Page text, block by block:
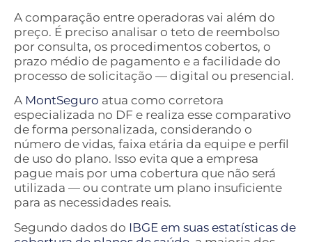
A comparação entre operadoras vai além do
preço. É preciso analisar o teto de reembolso
por consulta, os procedimentos cobertos, o
prazo médio de pagamento e a facilidade do
processo de solicitação — digital ou presencial.
A MontSeguro atua como corretora
especializada no DF e realiza esse comparativo
de forma personalizada, considerando o
número de vidas, faixa etária da equipe e perfil
de uso do plano. Isso evita que a empresa
pague mais por uma cobertura que não será
utilizada — ou contrate um plano insuficiente
para as necessidades reais.
Segundo dados do IBGE em suas estatísticas de